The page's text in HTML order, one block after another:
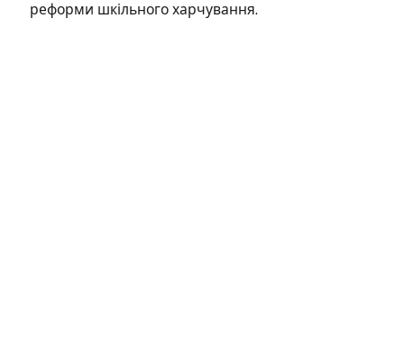
реформи шкільного харчування.